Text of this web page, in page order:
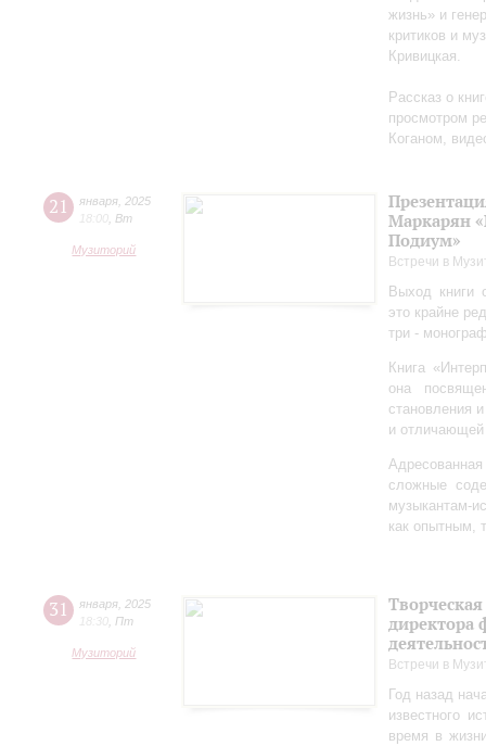
жизнь» и
критиков и
Кривицкая.
Рассказ о
просмотром
Коганом,
21 января 2025
18:00 Вт
Музиторий
Маркарян
Подиум»
Встречи в
Выход книги
это крайне
три -
Книга
она
становления
и отличающей
сложные
музыкантам-
как опытным,
31 января 2025
18:30 Пт
Музиторий
директора
Встречи в
Год назад
известного
время в